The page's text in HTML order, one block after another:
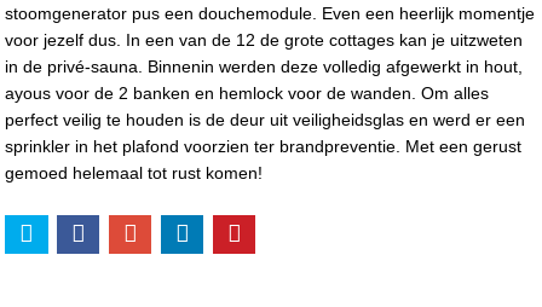
stoomgenerator pus een douchemodule. Even een heerlijk momentje
voor jezelf dus. In een van de 12 de grote cottages kan je uitzweten
in de privé-sauna. Binnenin werden deze volledig afgewerkt in hout,
ayous voor de 2 banken en hemlock voor de wanden. Om alles
perfect veilig te houden is de deur uit veiligheidsglas en werd er een
sprinkler in het plafond voorzien ter brandpreventie. Met een gerust
gemoed helemaal tot rust komen!